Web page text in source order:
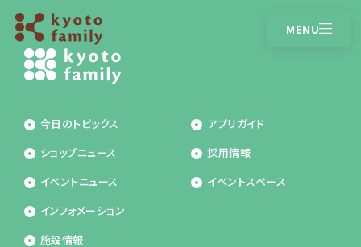
MENU
CLOSE
営業時間
トピックス ショップガイド
イベントニュース ショップニュース
今日のトピックス
ショップニュース
イベントニュース
インフォメーション
施設情報
アプリガイド
採用情報
イベントスペース